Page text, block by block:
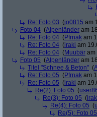
Re: Foto 03 (jo0815 am
Foto 04 (Alpenländer am
Re: Foto 04 (Pfrnak am
Re: Foto 04 (iraki am
Re: Foto 04 (Muubär am
Foto 05 (Alpenländer am
Titel "Schnee & Beton" (
Re: Foto 05 (Pfrnak am
Re: Foto 05 (iraki am
Re(2): Foto 05 (
Re(3): Foto 05 (
Re(4): Foto 05 (
Re(5): Foto 05